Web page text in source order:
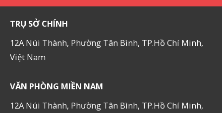
TRỤ SỞ CHÍNH
12A Núi Thành, Phường Tân Bình, TP.Hồ Chí Minh,
Việt Nam
VĂN PHÒNG MIỀN NAM
12A Núi Thành, Phường Tân Bình, TP.Hồ Chí Minh,